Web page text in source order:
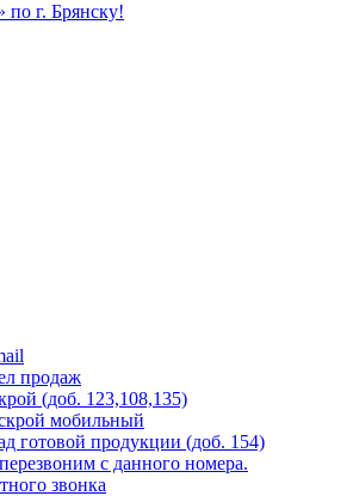
по г. Брянску!
продаж
(доб. 123,108,135)
мобильный
готовой продукции (доб. 154)
с данного номера.
звонка